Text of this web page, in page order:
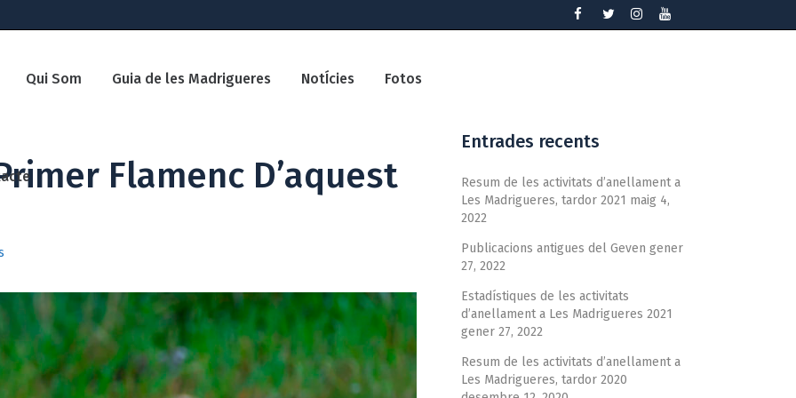
Qui Som Guia de les Madrigueres NotÍcies Fotos
Flamenc D’aquest
Entrades recents
Resum de les activitats d’anellament a
Les Madrigueres, tardor 2021 maig 4,
2022
Publicacions antigues del Geven gener
27, 2022
Estadístiques de les activitats
d’anellament a Les Madrigueres 2021
gener 27, 2022
Resum de les activitats d’anellament a
Les Madrigueres, tardor 2020